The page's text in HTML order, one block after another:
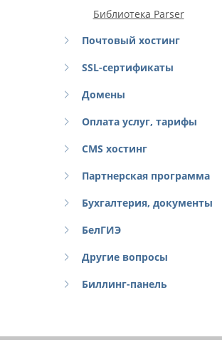
Библиотека Parser
Почтовый хостинг
SSL-сертификаты
Домены
Оплата услуг, тарифы
CMS хостинг
Партнерская программа
Бухгалтерия, документы
БелГИЭ
Другие вопросы
Биллинг-панель